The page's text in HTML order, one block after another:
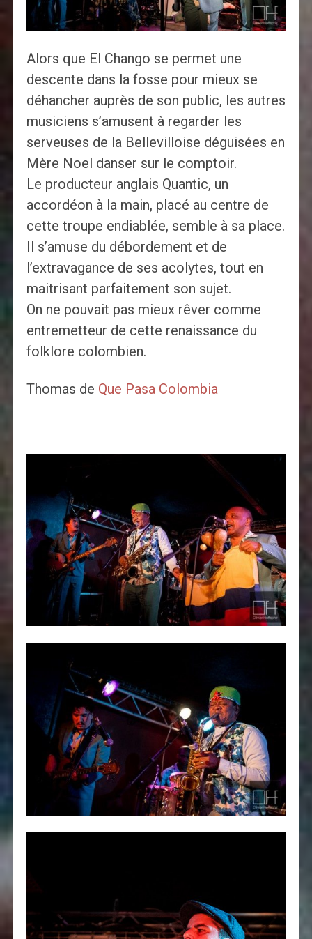
Alors que El Chango se permet une
descente dans la fosse pour mieux se
déhancher auprès de son public, les autres
musiciens s’amusent à regarder les
serveuses de la Bellevilloise déguisées en
Mère Noel danser sur le comptoir.
Le producteur anglais Quantic, un
accordéon à la main, placé au centre de
cette troupe endiablée, semble à sa place.
Il s’amuse du débordement et de
l’extravagance de ses acolytes, tout en
maitrisant parfaitement son sujet.
On ne pouvait pas mieux rêver comme
entremetteur de cette renaissance du
folklore colombien.
Thomas de Que Pasa Colombia